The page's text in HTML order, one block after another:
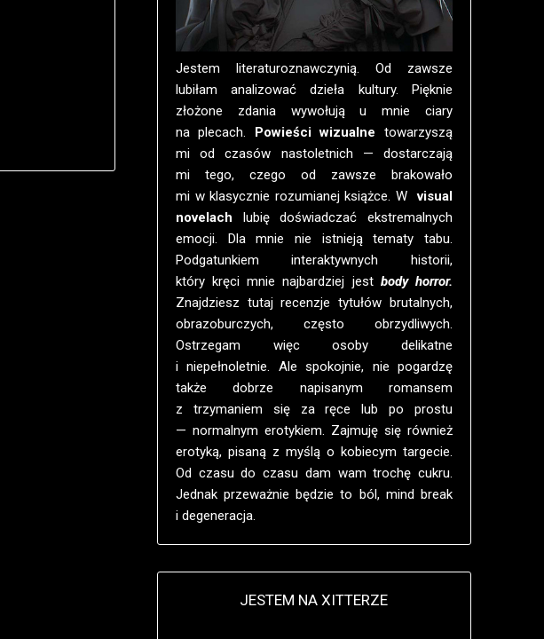
Jestem literaturoznawczynią. Od zawsze
lubiłam analizować dzieła kultury. Pięknie
złożone zdania wywołują u mnie ciary
na plecach. Powieści wizualne towarzyszą
mi od czasów nastoletnich — dostarczają
mi tego, czego od zawsze brakowało
mi w klasycznie rozumianej książce. W visual
novelach lubię doświadczać ekstremalnych
emocji. Dla mnie nie istnieją tematy tabu.
Podgatunkiem interaktywnych historii,
który kręci mnie najbardziej jest body horror.
Znajdziesz tutaj recenzje tytułów brutalnych,
obrazoburczych, często obrzydliwych.
Ostrzegam więc osoby delikatne
i niepełnoletnie. Ale spokojnie, nie pogardzę
także dobrze napisanym romansem
z trzymaniem się za ręce lub po prostu
— normalnym erotykiem. Zajmuję się również
erotyką, pisaną z myślą o kobiecym targecie.
Od czasu do czasu dam wam trochę cukru.
Jednak przeważnie będzie to ból, mind break
i degeneracja.
JESTEM NA XITTERZE